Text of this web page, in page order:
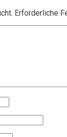
Erforderliche